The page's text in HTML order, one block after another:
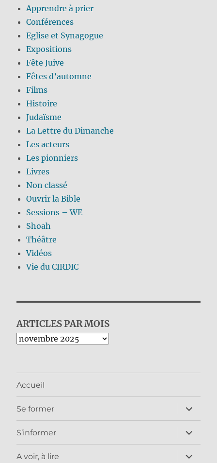
Apprendre à prier
Conférences
Eglise et Synagogue
Expositions
Fête Juive
Fêtes d’automne
Films
Histoire
Judaïsme
La Lettre du Dimanche
Les acteurs
Les pionniers
Livres
Non classé
Ouvrir la Bible
Sessions – WE
Shoah
Théâtre
Vidéos
Vie du CIRDIC
ARTICLES PAR MOIS
Archives
Accueil
Se former
ouvrir
le
sous-
menu
S’informer
ouvrir
le
sous-
menu
A voir, à lire
ouvrir